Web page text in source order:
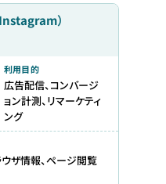
）
利用目的
広告配信、コンバージ
ョン計測、リマーケティ
ング
ウザ情報、ページ閲覧